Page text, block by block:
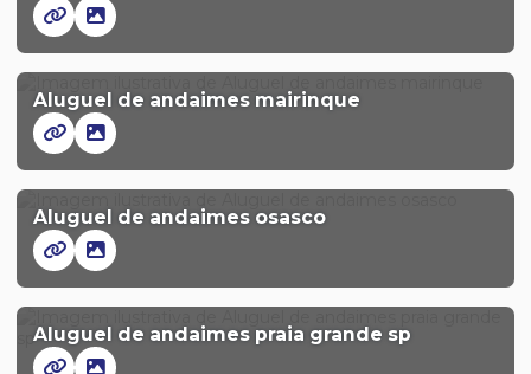
Aluguel de andaimes mairinque
Aluguel de andaimes osasco
Aluguel de andaimes praia grande sp